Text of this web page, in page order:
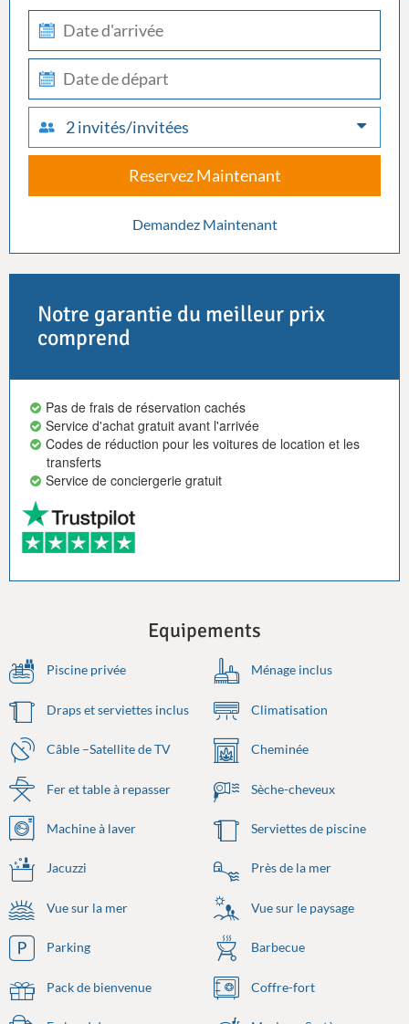
in
out
2 invités/invitées
Reservez Maintenant
Demandez Maintenant
Notre garantie du meilleur prix
comprend
Pas de frais de réservation cachés
Service d'achat gratuit avant l'arrivée
Codes de réduction pour les voitures de location et les
transferts
Service de conciergerie gratuit
Equipements
Piscine privée Ménage inclus
Draps et serviettes inclus Climatisation
Câble –Satellite de TV Cheminée
Fer et table à repasser Sèche-cheveux
Machine à laver Serviettes de piscine
Jacuzzi Près de la mer
Vue sur la mer Vue sur le paysage
Parking Barbecue
Pack de bienvenue Coffre-fort